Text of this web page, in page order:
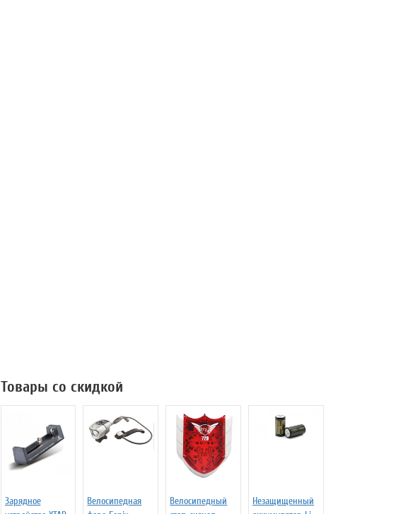
Товары со скидкой
Зарядное
Велосипедная
Велосипедный
Незащищенный